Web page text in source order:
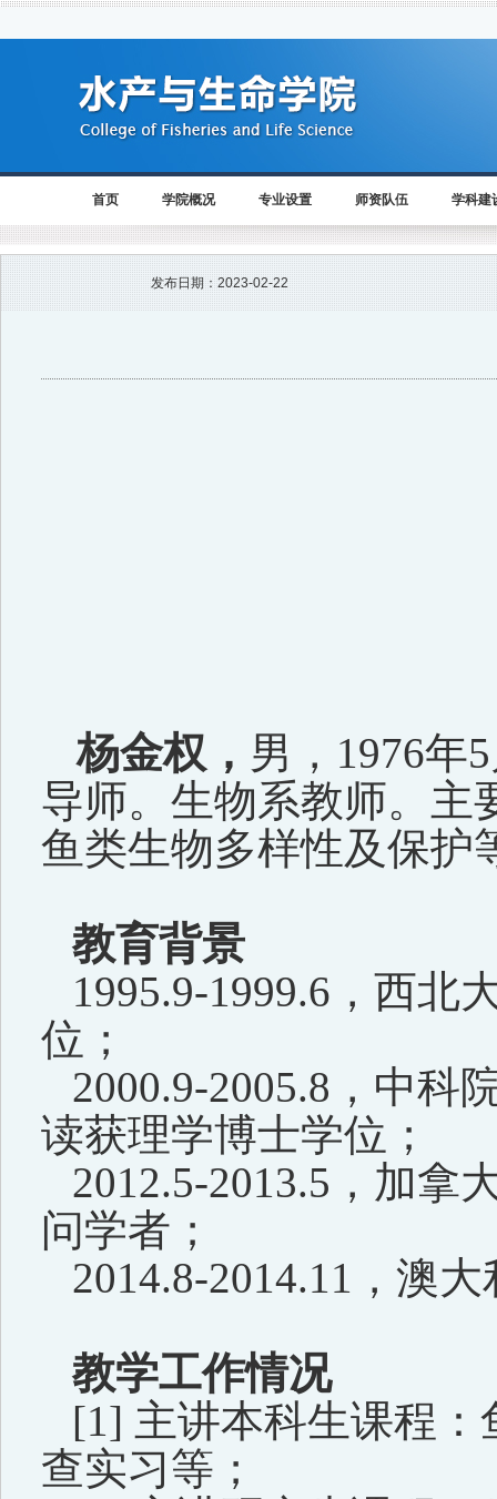
首页 学院概况 专业设置 师资队伍 学科建
发布日期：2023-02-22
杨金权， 男， 1976年5
导师。生物系教师。 主
鱼类生物多样性及保护
教育背景
1995.9-1999.6 ，西北
位；
2000.9-2005.8 ，中科
读获理学博士学位；
2012.5-2013.5 ，加拿
问学者；
2014.8-2014.11 ，澳
教学工作情况
[1] 主讲本科生课程：
查实习等 ；